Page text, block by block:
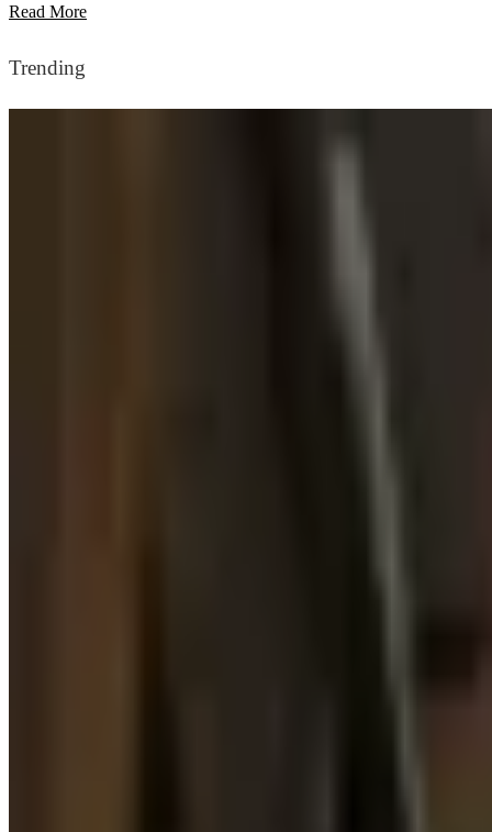
Read More
Trending